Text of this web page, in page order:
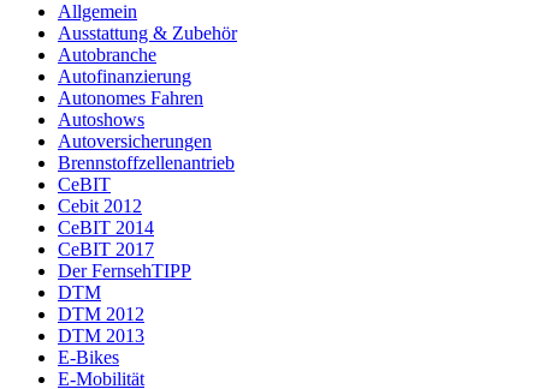
Allgemein
Ausstattung & Zubehör
Autobranche
Autofinanzierung
Autonomes Fahren
Autoshows
Autoversicherungen
Brennstoffzellenantrieb
CeBIT
Cebit 2012
CeBIT 2014
CeBIT 2017
Der FernsehTIPP
DTM
DTM 2012
DTM 2013
E-Bikes
E-Mobilität